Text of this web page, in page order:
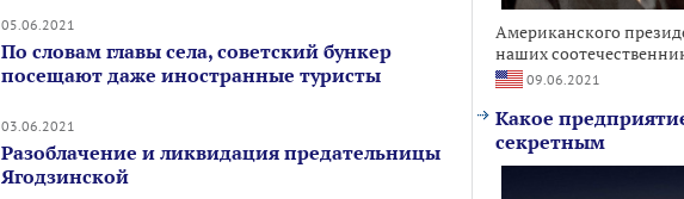
05.06.2021
По словам главы села, советский бункер
посещают даже иностранные туристы
03.06.2021
Разоблачение и ликвидация предательницы
Ягодзинской
Американского
наших
09.06.2021
Какое
секретным